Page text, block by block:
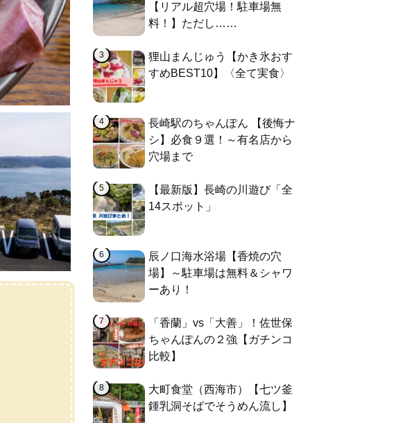
【リアル超穴場！駐車場無
料！】ただし……
狸山まんじゅう【かき氷おす
すめBEST10】〈全て実食〉
長崎駅のちゃんぽん 【後悔ナ
シ】必食９選！～有名店から
穴場まで
【最新版】長崎の川遊び「全
14スポット」
辰ノ口海水浴場【香焼の穴
場】～駐車場は無料＆シャワ
ーあり！
「香蘭」vs「大善」！佐世保
ちゃんぽんの２強【ガチンコ
比較】
大町食堂（西海市）【七ツ釜
鍾乳洞そばでそうめん流し】